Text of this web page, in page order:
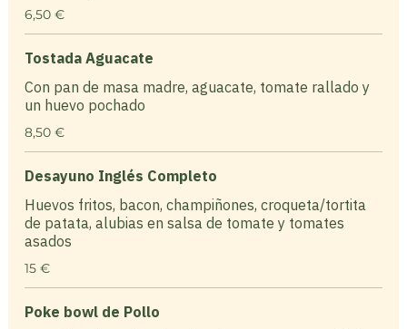
6,50 €
Tostada Aguacate
Con pan de masa madre, aguacate, tomate rallado y
un huevo pochado
8,50 €
Desayuno Inglés Completo
Huevos fritos, bacon, champiñones, croqueta/tortita
de patata, alubias en salsa de tomate y tomates
asados
15 €
Poke bowl de Pollo